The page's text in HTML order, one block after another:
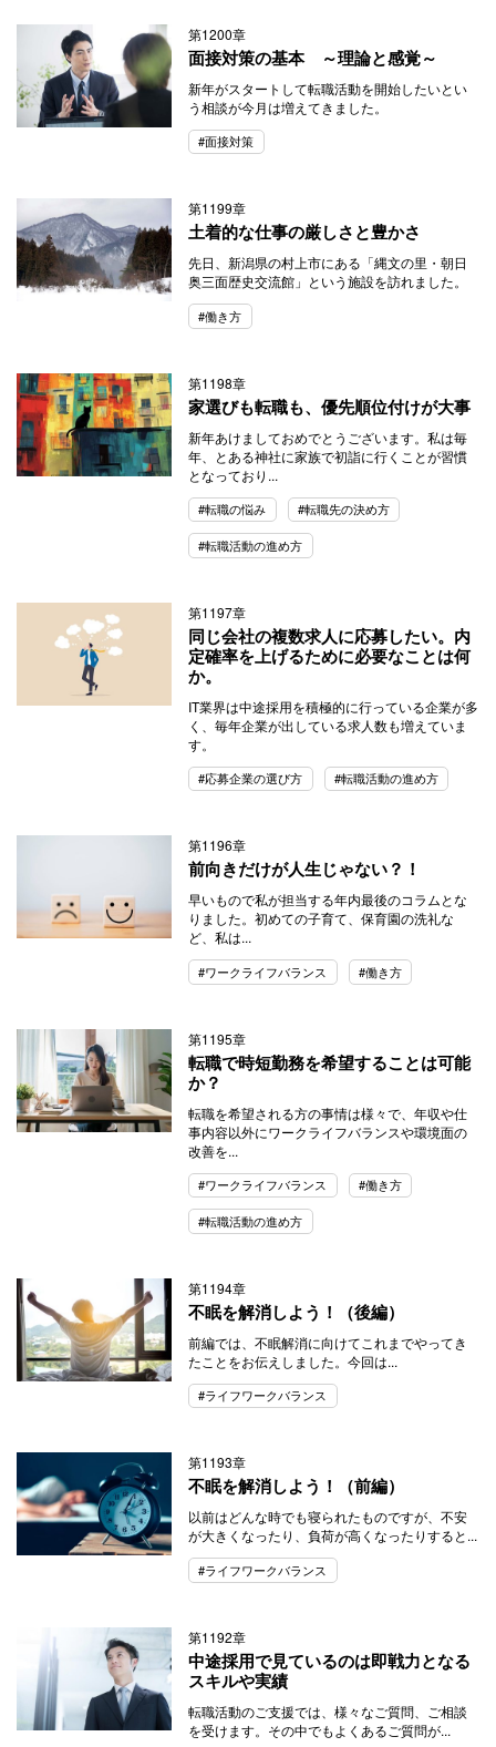
第1200章
面接対策の基本 ～理論と感覚～
新年がスタートして転職活動を開始したいとい
う相談が今月は増えてきました。
#面接対策
第1199章
土着的な仕事の厳しさと豊かさ
先日、新潟県の村上市にある「縄文の里・朝日
奥三面歴史交流館」という施設を訪れました。
#働き方
第1198章
家選びも転職も、優先順位付けが大事
新年あけましておめでとうございます。私は毎
年、とある神社に家族で初詣に行くことが習慣
となっており...
#転職の悩み #転職先の決め方
#転職活動の進め方
第1197章
同じ会社の複数求人に応募したい。内
定確率を上げるために必要なことは何
か。
IT業界は中途採用を積極的に行っている企業が多
く、毎年企業が出している求人数も増えていま
す。
#応募企業の選び方 #転職活動の進め方
第1196章
前向きだけが人生じゃない？！
早いもので私が担当する年内最後のコラムとな
りました。初めての子育て、保育園の洗礼な
ど、私は...
#ワークライフバランス #働き方
第1195章
転職で時短勤務を希望することは可能
か？
転職を希望される方の事情は様々で、年収や仕
事内容以外にワークライフバランスや環境面の
改善を...
#ワークライフバランス #働き方
#転職活動の進め方
第1194章
不眠を解消しよう！（後編）
前編では、不眠解消に向けてこれまでやってき
たことをお伝えしました。今回は...
#ライフワークバランス
第1193章
不眠を解消しよう！（前編）
以前はどんな時でも寝られたものですが、不安
が大きくなったり、負荷が高くなったりすると...
#ライフワークバランス
第1192章
中途採用で見ているのは即戦力となる
スキルや実績
転職活動のご支援では、様々なご質問、ご相談
を受けます。その中でもよくあるご質問が...